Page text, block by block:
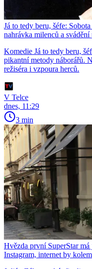
Já to tedy beru, šéfe:
nahrávka milenců a
Komedie Já to tedy beru,
pikantní metody náborářů.
režiséra i vzpoura herců.
V Telce
dnes, 11:29
3 min
Hvězda první SuperStar
Instagram, internet by